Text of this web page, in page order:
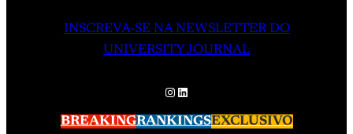
INSCREVA-SE NA NEWSLETTER DO
UNIVERSITY JOURNAL
Instagram
LinkedIn
BREAKINGRANKINGSEXCLUSIVO